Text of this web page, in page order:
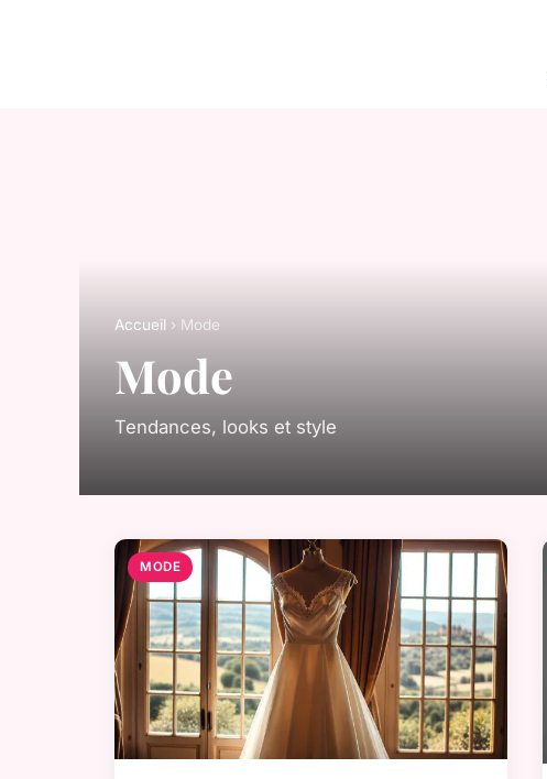
Accueil › Mode
Mode
Tendances, looks et style
MODE